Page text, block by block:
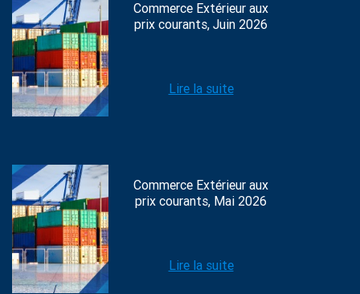
Commerce Extérieur aux
prix courants, Juin 2026
Lire la suite
Commerce Extérieur aux
prix courants, Mai 2026
Lire la suite